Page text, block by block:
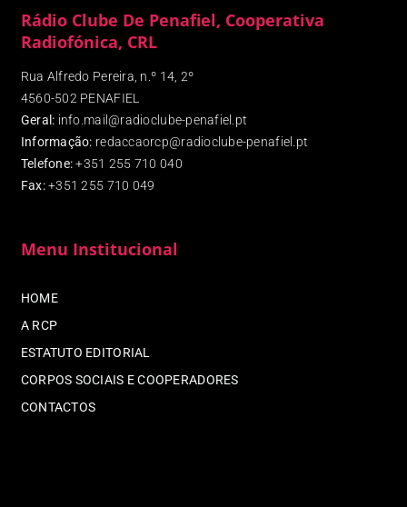
Rádio Clube De Penafiel, Cooperativa
Radiofónica, CRL
Rua Alfredo Pereira, n.º 14, 2º
4560-502 PENAFIEL
Geral: info.mail@radioclube-penafiel.pt
Informação: redaccaorcp@radioclube-penafiel.pt
Telefone: +351 255 710 040
Fax:+351 255 710 049
Menu Institucional
HOME
A RCP
ESTATUTO EDITORIAL
CORPOS SOCIAIS E COOPERADORES
CONTACTOS